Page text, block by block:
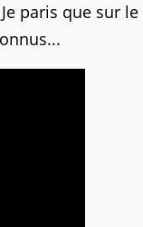
paris que sur le